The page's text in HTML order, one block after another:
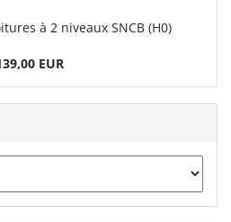
à 2 niveaux SNCB (H0)
EUR